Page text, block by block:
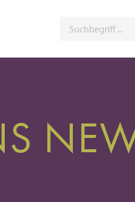
SUCHE